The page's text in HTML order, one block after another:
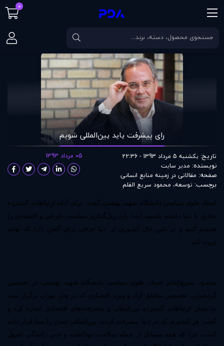
صفحه اصلی مقالات رای پیشرفت باید بین‌المللی شویم
رای پیشرفت باید بین‌المللی شویم
تاریخ: یکشنبه 5 مرداد 1393 - 22:36
نویسنده: مدير سايت
صفحه: مقالاتی در زمينه منابع انسانی
برچسب: توسعه، محمود سریع القلم
05 مرداد 1393
استاد علوم سیاسی دانشگاه شهید بهشتی گفت: برای آنکه ارتباطات گسترده
تجاری با دنیا داشته باشیم، ابتدا باید ریل‌گذاری‌ سیاست خارجی و اقتصادی را
همسو کنیم و در عین حال کشوری در دنیا حرفی برای گفتن دارد که تولید
ثروت کند.
محمود سریع‌القلم استاد علوم سیاسی دانشگاه شهید بهشتی در نخستین
گردهمایی تخصصی مناطق آزاد و ویژه اقتصادی که در هتل تهران برگزار شد،
به نقش ارتباطات گسترده بین‌المللی و پیشرفت‌های اقتصادی اشاره کرد و
گفت: هر کشوری که در دنیا پیشرفت کرده، بین‌المللی شدن را مبنا قرار داده
است، چرا که همه مسائل از جمله سلامت، بهداشت و حتی رانندگی اصول
0